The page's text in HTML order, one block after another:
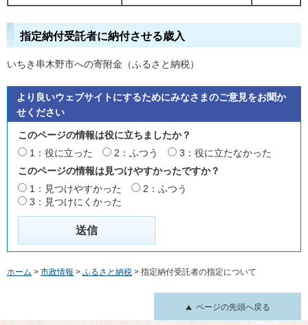
指定納付受託者に納付させる歳入
いちき串木野市への寄附金（ふるさと納税）
より良いウェブサイトにするためにみなさまのご意見をお聞か
せください
このページの情報は役に立ちましたか？
1：役に立った
2：ふつう
3：役に立たなかった
このページの情報は見つけやすかったですか？
1：見つけやすかった
2：ふつう
3：見つけにくかった
ホーム > 市政情報 > ふるさと納税 > 指定納付受託者の指定について
ページの先頭へ戻る